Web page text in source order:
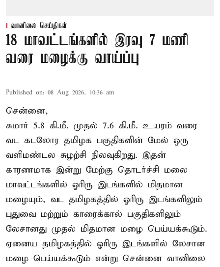
வானிலை செய்திகள்
18 மாவட்டங்களில் இரவு 7 மணி
வரை மழைக்கு வாய்ப்பு
Published on: 08 Aug 2026, 10:36 am
சென்னை,
சுமார் 5.8 கி.மீ. முதல் 7.6 கி.மீ. உயரம் வரை
வட கடலோர தமிழக பகுதிகளின் மேல் ஒரு
வளிமண்டல சுழற்சி நிலவுகிறது. இதன்
காரணமாக இன்று மேற்கு தொடர்ச்சி மலை
மாவட்டங்களில் ஓரிரு இடங்களில் மிதமான
மழையும், வட தமிழகத்தில் ஓரிரு இடங்களிலும்
புதுவை மற்றும் காரைக்கால் பகுதிகளிலும்
லேசானது முதல் மிதமான மழை பெய்யக்கூடும்.
ஏனைய தமிழகத்தில் ஓரிரு இடங்களில் லேசான
மழை பெய்யக்கூடும் என்று சென்னை வானிலை